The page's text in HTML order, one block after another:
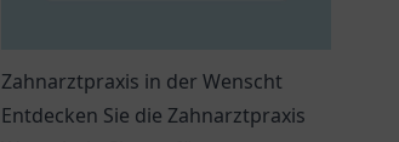
Zahnarztpraxis in der Wenscht
Entdecken Sie die Zahnarztpraxis